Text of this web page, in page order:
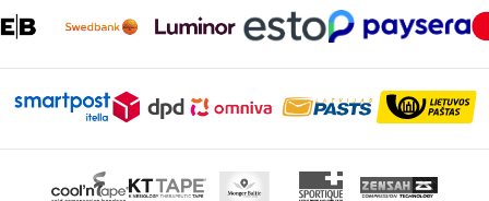
Опции
можно
странице
товара.